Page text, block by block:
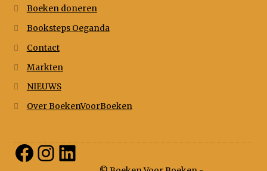
Boeken doneren
Booksteps Oeganda
Contact
Markten
NIEUWS
Over BoekenVoorBoeken
Facebook
Instagram
LinkedIn